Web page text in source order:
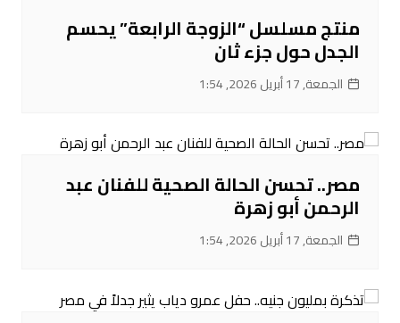
منتج مسلسل “الزوجة الرابعة” يحسم
الجدل حول جزء ثان
الجمعة, 17 أبريل 2026, 1:54
مصر.. تحسن الحالة الصحية للفنان عبد
الرحمن أبو زهرة
الجمعة, 17 أبريل 2026, 1:54